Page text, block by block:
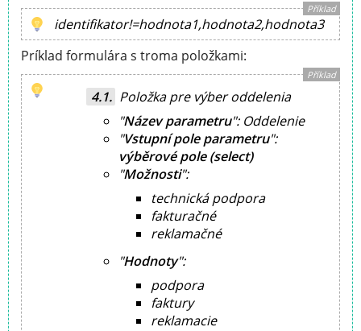
Příklad
identifikator!=hodnota1,hodnota2,hodnota3
Príklad formulára s troma položkami:
Příklad
Položka pre výber oddelenia
"Název parametru": Oddelenie
"Vstupní pole parametru":
výběrové pole (select)
"Možnosti":
technická podpora
fakturačné
reklamačné
"Hodnoty":
podpora
faktury
reklamacie